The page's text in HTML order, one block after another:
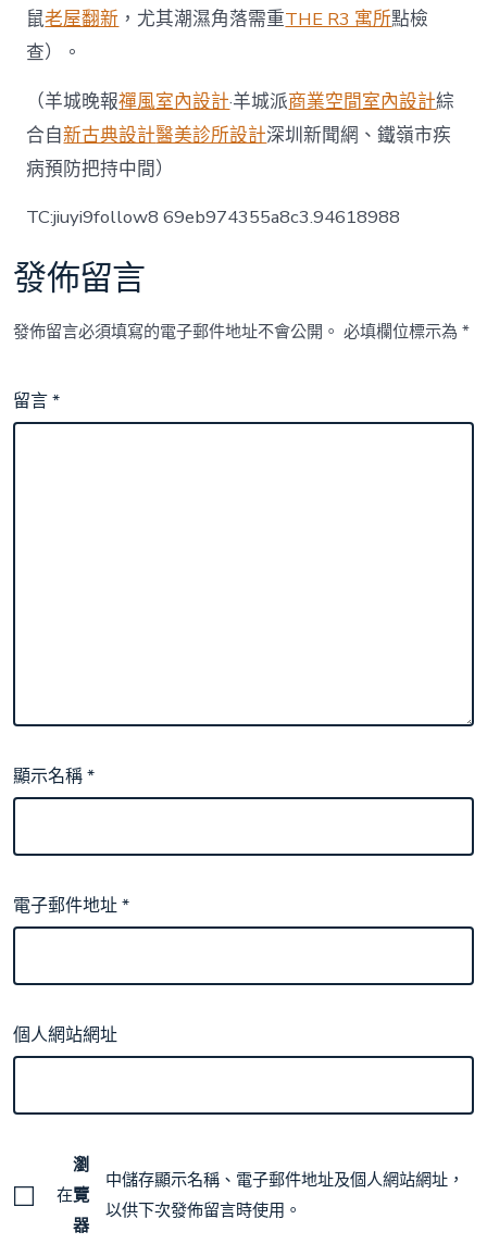
鼠老屋翻新 ，尤其潮濕角落需重THE R3 寓所點檢
查）。
（羊城晚報禪風室內設計·羊城派商業空間室內設計綜
合自新古典設計醫美診所設計深圳新聞網、鐵嶺市疾
病預防把持中間）
TC:jiuyi9follow8 69eb974355a8c3.94618988
發佈留言
發佈留言必須填寫的電子郵件地址不會公開。 必填欄位標示為*
留言*
顯示名稱*
電子郵件地址*
個人網站網址
在
瀏
覽
器
中儲存顯示名稱、電子郵件地址及個人網站網址，
以供下次發佈留言時使用。